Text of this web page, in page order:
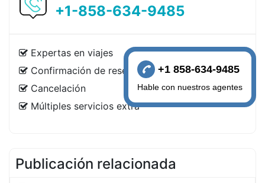
+1-858-634-9485
Expertas en viajes
Confirmación de reserva
Cancelación
Múltiples servicios extra
Publicación relacionada
+1 858-634-9485
Hable con nuestros agentes